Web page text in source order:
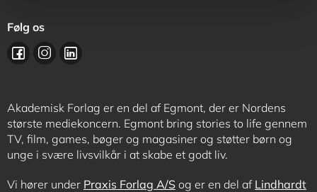
Følg os
Akademisk Forlag er en del af Egmont, der er Nordens
største mediekoncern. Egmont bring stories to life gennem
TV, film, games, bøger og magasiner og støtter børn og
unge i svære livsvilkår i at skabe et godt liv.
Vi hører under Praxis Forlag A/S og er en del af Lindhardt